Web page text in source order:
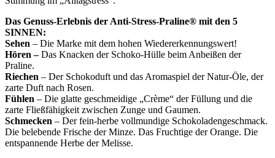
Das Genuss-Erlebnis der Anti-Stress-Praline® mit den 5
SINNEN:
Sehen – Die Marke mit dem hohen Wiedererkennungswert!
Hören –Das Knacken der Schoko-Hülle beim Anbeißen der
Praline.
Riechen – Der Schokoduft und das Aromaspiel der Natur-Öle, der
zarte Duft nach Rosen.
Fühlen – Die glatte geschmeidige „Crème“ der Füllung und die
zarte Fließfähigkeit zwischen Zunge und Gaumen.
Schmecken – Der fein-herbe vollmundige Schokoladengeschmack.
Die belebende Frische der Minze. Das Fruchtige der Orange. Die
entspannende Herbe der Melisse.